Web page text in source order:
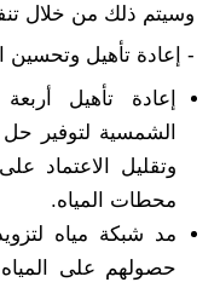
وسيتم ذلك من خلال
- إعادة تأهيل وتحسين
إعادة تأهيل
الشمسية لتوفير حل
وتقليل الاعتماد
محطات المياه.
مد شبكة مياه
حصولهم على